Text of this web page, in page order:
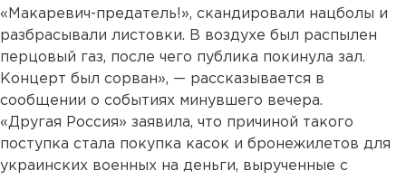
«Макаревич-предатель!», скандировали нацболы и
разбрасывали листовки. В воздухе был распылен
перцовый газ, после чего публика покинула зал.
Концерт был сорван», — рассказывается в
сообщении о событиях минувшего вечера.
«Другая Россия» заявила, что причиной такого
поступка стала покупка касок и бронежилетов для
украинских военных на деньги, вырученные с